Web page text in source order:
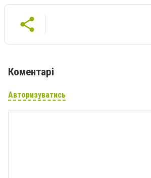
Коментарі
Авторизуватись